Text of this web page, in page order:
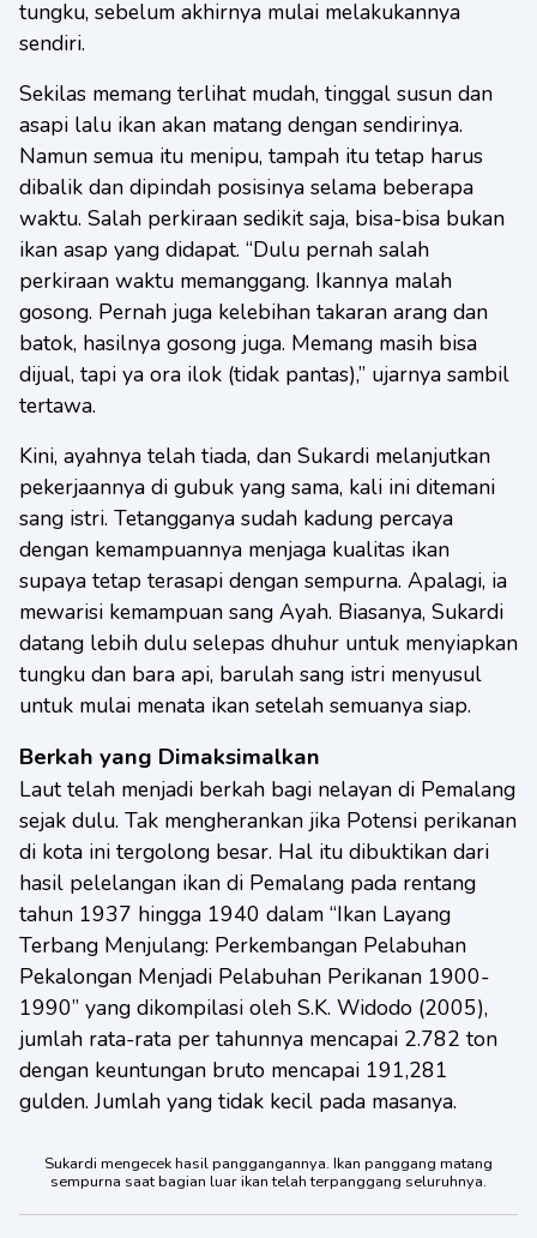
tungku, sebelum akhirnya mulai melakukannya
sendiri.
Sekilas memang terlihat mudah, tinggal susun dan
asapi lalu ikan akan matang dengan sendirinya.
Namun semua itu menipu, tampah itu tetap harus
dibalik dan dipindah posisinya selama beberapa
waktu. Salah perkiraan sedikit saja, bisa-bisa bukan
ikan asap yang didapat. “Dulu pernah salah
perkiraan waktu memanggang. Ikannya malah
gosong. Pernah juga kelebihan takaran arang dan
batok, hasilnya gosong juga. Memang masih bisa
dijual, tapi ya ora ilok (tidak pantas),” ujarnya sambil
tertawa.
Kini, ayahnya telah tiada, dan Sukardi melanjutkan
pekerjaannya di gubuk yang sama, kali ini ditemani
sang istri. Tetangganya sudah kadung percaya
dengan kemampuannya menjaga kualitas ikan
supaya tetap terasapi dengan sempurna. Apalagi, ia
mewarisi kemampuan sang Ayah. Biasanya, Sukardi
datang lebih dulu selepas dhuhur untuk menyiapkan
tungku dan bara api, barulah sang istri menyusul
untuk mulai menata ikan setelah semuanya siap.
Berkah yang Dimaksimalkan
Laut telah menjadi berkah bagi nelayan di Pemalang
sejak dulu. Tak mengherankan jika Potensi perikanan
di kota ini tergolong besar. Hal itu dibuktikan dari
hasil pelelangan ikan di Pemalang pada rentang
tahun 1937 hingga 1940 dalam “Ikan Layang
Terbang Menjulang: Perkembangan Pelabuhan
Pekalongan Menjadi Pelabuhan Perikanan 1900-
1990” yang dikompilasi oleh S.K. Widodo (2005),
jumlah rata-rata per tahunnya mencapai 2.782 ton
dengan keuntungan bruto mencapai 191,281
gulden. Jumlah yang tidak kecil pada masanya.
Sukardi mengecek hasil panggangannya. Ikan panggang matang
sempurna saat bagian luar ikan telah terpanggang seluruhnya.